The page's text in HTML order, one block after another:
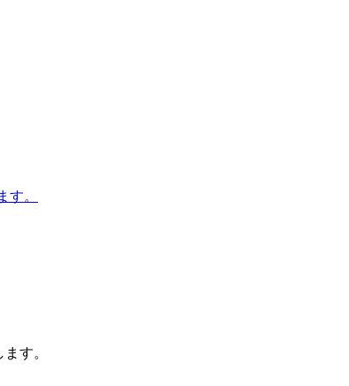
。
す。